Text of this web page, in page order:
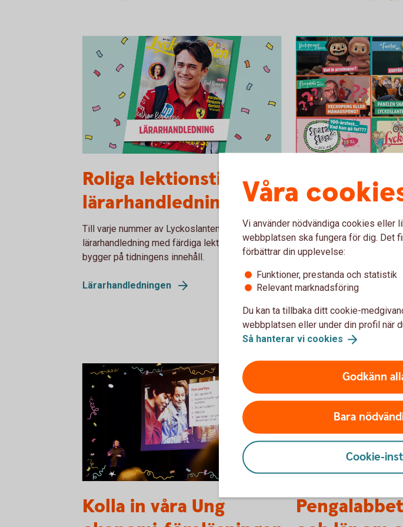
Roliga lektionstips i
lärarhandledningen
Till varje nummer av Lyckoslanten finns en
lärarhandledning med färdiga lektionstips, som
bygger på tidningens innehåll.
Lärarhandledningen
Nu finns
på YouTube
Där finns skoj för
tidningen som gjorts till
inslag, som Lyckoslanten
Lyckoslanten på
Kolla in våra Ung
Våra
Vi använder nödvändiga cookies eller
webbplatsen ska fungera för dig. Det
förbättrar din upplevelse:
Funktioner, prestanda och statistik
Relevant marknadsföring
Du kan ta tillbaka ditt cookie-
webbplatsen eller under din profil när
Så hanterar vi cookies
Godkänn
Bara
Cookie-